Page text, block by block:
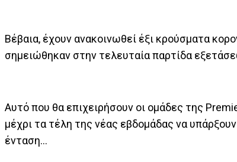
Βέβαια, έχουν ανακοινωθεί έξι κρούσματα
σημειώθηκαν στην τελευταία παρτίδα
Αυτό που θα επιχειρήσουν οι ομάδες της
μέχρι τα τέλη της νέας εβδομάδας να
ένταση...